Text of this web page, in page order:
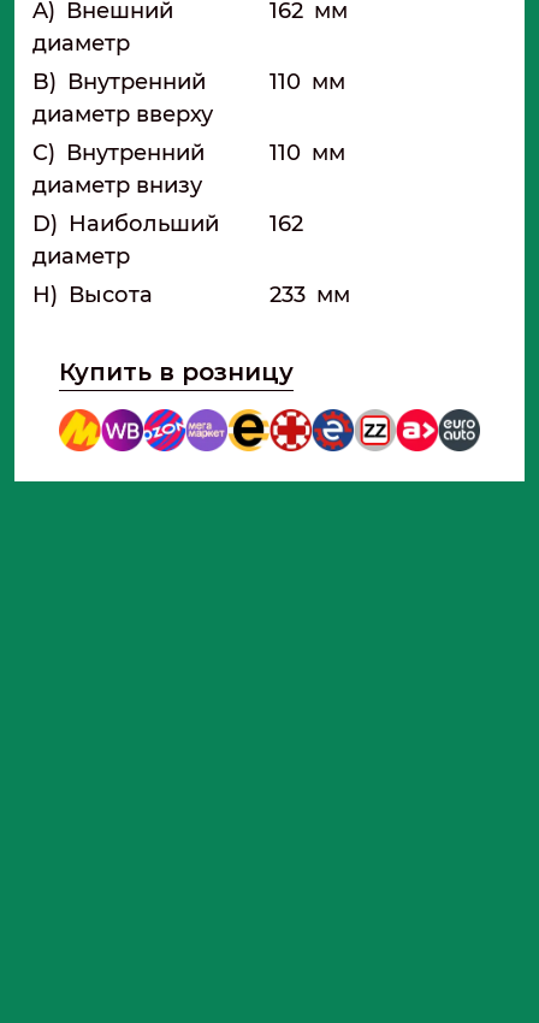
A) Внешний
диаметр
162 мм
B) Внутренний
диаметр вверху
110 мм
C) Внутренний
диаметр внизу
110 мм
D) Наибольший
диаметр
162
H) Высота 233 мм
Купить в розницу